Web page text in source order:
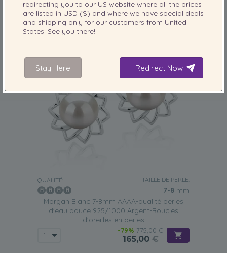
QUALITÉ: TAILLE DE PERLE:
7-8 mm
Morgan Blanc 7-8mm AAAA-qualité perles
d'eau douce 925/1000 Argent-Boucles
d'oreilles en perles
-79% 775,00 €
165,00 €
redirecting you to our US website where all the prices
are listed in USD ($) and where we have special deals
and shipping only for our customers from United
States. See you there!
Stay Here Redirect Now